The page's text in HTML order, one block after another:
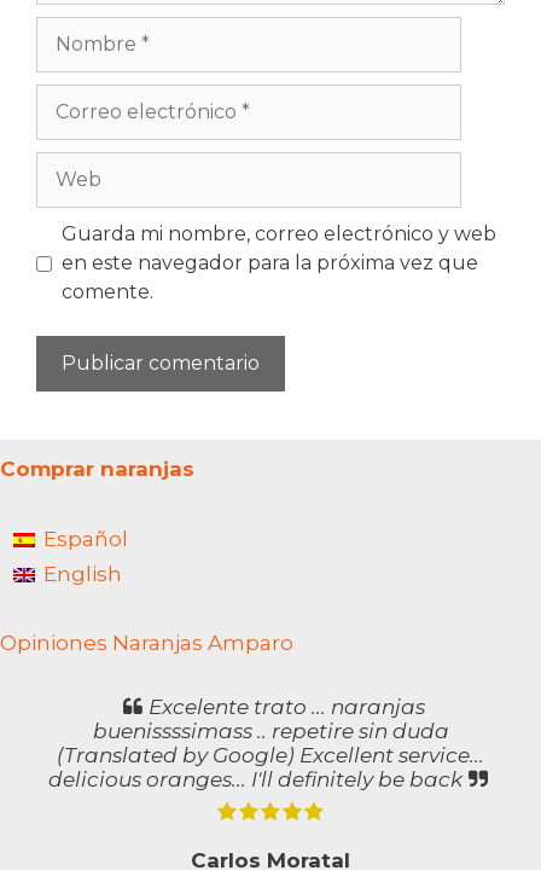
Nombre
electrónico
Guarda mi nombre, correo electrónico y web
en este navegador para la próxima vez que
comente.
Comprar naranjas
Español
English
Opiniones Naranjas Amparo
Excelente trato ... naranjas
buenissssimass .. repetire sin duda
(Translated by Google) Excellent service...
delicious oranges... I'll definitely be back
Carlos Moratal